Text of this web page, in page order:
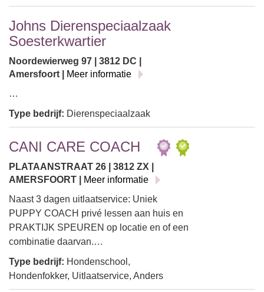
Johns Dierenspeciaalzaak
Soesterkwartier
Noordewierweg 97 | 3812 DC |
Amersfoort |
Meer informatie
…
Type bedrijf: Dierenspeciaalzaak
CANI CARE COACH
PLATAANSTRAAT 26 | 3812 ZX |
AMERSFOORT |
Meer informatie
Naast 3 dagen uitlaatservice: Uniek
PUPPY COACH privé lessen aan huis en
PRAKTIJK SPEUREN op locatie en of een
combinatie daarvan.…
Type bedrijf: Hondenschool,
Hondenfokker, Uitlaatservice, Anders